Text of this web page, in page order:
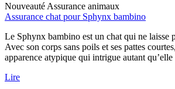
Nouveauté Assurance animaux
Assurance chat pour Sphynx bambino
Le Sphynx bambino est un chat qui ne laisse
Avec son corps sans poils et ses pattes
apparence atypique qui intrigue autant qu’elle
Lire